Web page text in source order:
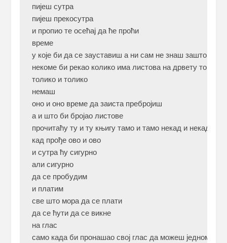
пијеш сутра
пијеш прекосутра
и пропио те осећај да ће проћи
време
у које би да се зауставиш а ни сам не знаш зашто
некоме би рекао колико има листова на дрвету том и
толико и толико
немаш
оно и оно време да заиста пребројиш
а и што би бројао листове
прочитаћу ту и ту књигу тамо и тамо некад и некад
кад прође ово и ово
и сутра ћу сигурно
али сигурно
да се пробудим
и платим
све што мора да се плати
да се ћути да се викне
на глас
само када би пронашао свој глас да можеш једном за